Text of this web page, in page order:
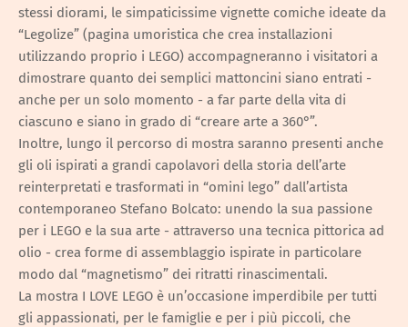
stessi diorami, le simpaticissime vignette comiche ideate da
“Legolize” (pagina umoristica che crea installazioni
utilizzando proprio i LEGO) accompagneranno i visitatori a
dimostrare quanto dei semplici mattoncini siano entrati -
anche per un solo momento - a far parte della vita di
ciascuno e siano in grado di “creare arte a 360°”.
Inoltre, lungo il percorso di mostra saranno presenti anche
gli oli ispirati a grandi capolavori della storia dell’arte
reinterpretati e trasformati in “omini lego” dall’artista
contemporaneo Stefano Bolcato: unendo la sua passione
per i LEGO e la sua arte - attraverso una tecnica pittorica ad
olio - crea forme di assemblaggio ispirate in particolare
modo dal “magnetismo” dei ritratti rinascimentali.
La mostra I LOVE LEGO è un’occasione imperdibile per tutti
gli appassionati, per le famiglie e per i più piccoli, che